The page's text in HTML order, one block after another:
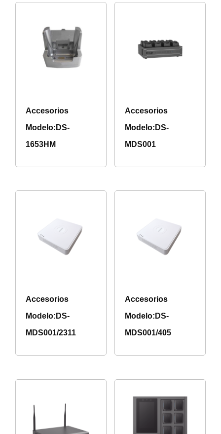
Accesorios
Modelo:DS-
1653HM
Accesorios
Modelo:DS-
MDS001
Accesorios
Modelo:DS-
MDS001/2311
Accesorios
Modelo:DS-
MDS001/405